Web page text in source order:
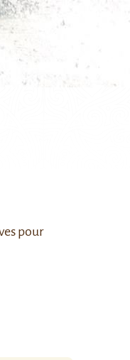
pour